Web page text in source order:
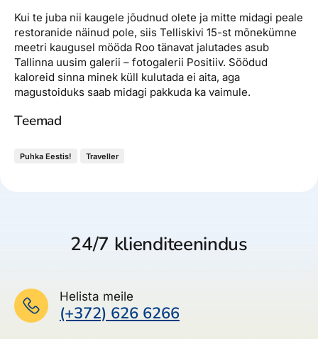
Kui te juba nii kaugele jõudnud olete ja mitte midagi peale
restoranide näinud pole, siis Telliskivi 15-st mõnekümne
meetri kaugusel mööda Roo tänavat jalutades asub
Tallinna uusim galerii – fotogalerii Positiiv. Söödud
kaloreid sinna minek küll kulutada ei aita, aga
magustoiduks saab midagi pakkuda ka vaimule.
Teemad
Puhka Eestis! Traveller
24/7 klienditeenindus
Helista meile
(+372) 626 6266